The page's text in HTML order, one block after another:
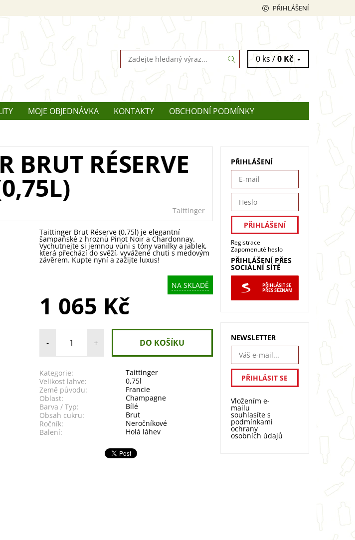
PŘIHLÁŠENÍ
0 ks /0 Kč
MOJE OBJEDNÁVKA KONTAKTY
OBCHODNÍ PODMÍNKY
BRUT RÉSERVE
Taittinger
Taittinger Brut Réserve (0,75l) je elegantní
šampaňské z hroznů Pinot Noir a Chardonnay.
Vychutnejte si jemnou vůni s tóny vanilky a jablek,
která přechází do svěží, vyvážené chuti s medovým
závěrem. Kupte nyní a zažijte luxus!
NA SKLADĚ
1 065 Kč
- +
Kategorie:
Taittinger
Velikost lahve:
0,75l
Země původu:
Francie
Oblast:
Champagne
Barva / Typ:
Bílé
Obsah cukru:
Brut
Ročník:
Neročníkové
Balení:
Holá láhev
PŘIHLÁŠENÍ
Registrace
Zapomenuté heslo
PŘIHLÁŠENÍ PŘES
SOCIÁLNÍ SÍTĚ
PŘIHLÁSIT SE
PŘES SEZNAM
NEWSLETTER
Vložením e-
mailu
souhlasíte s
podmínkami
ochrany
osobních údajů